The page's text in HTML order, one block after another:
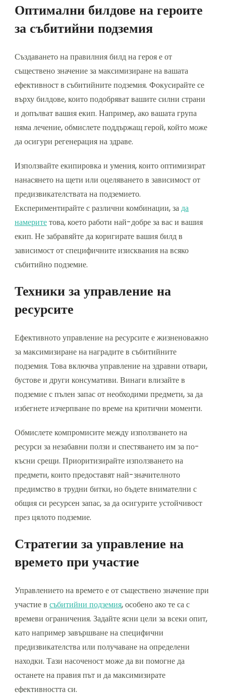
Оптимални билдове на героите
за събитийни подземия
Създаването на правилния билд на героя е от
съществено значение за максимизиране на вашата
ефективност в събитийните подземия. Фокусирайте се
върху билдове, които подобряват вашите силни страни
и допълват вашия екип. Например, ако вашата група
няма лечение, обмислете поддържащ герой, който може
да осигури регенерация на здраве.
Използвайте екипировка и умения, които оптимизират
нанасянето на щети или оцеляването в зависимост от
предизвикателствата на подземието.
Експериментирайте с различни комбинации, зада
намеритетова, което работи най-добре за вас и вашия
екип. Не забравяйте да коригирате вашия билд в
зависимост от специфичните изисквания на всяко
събитийно подземие.
Техники за управление на
ресурсите
Ефективното управление на ресурсите е жизненоважно
за максимизиране на наградите в събитийните
подземия. Това включва управление на здравни отвари,
бустове и други консумативи. Винаги влизайте в
подземие с пълен запас от необходими предмети, за да
избегнете изчерпване по време на критични моменти.
Обмислете компромисите между използването на
ресурси за незабавни ползи и спестяването им за по-
късни срещи. Приоритизирайте използването на
предмети, които предоставят най-значителното
предимство в трудни битки, но бъдете внимателни с
общия си ресурсен запас, за да осигурите устойчивост
през цялото подземие.
Стратегии за управление на
времето при участие
Управлението на времето е от съществено значение при
участие в събитийни подземия, особено ако те са с
времеви ограничения. Задайте ясни цели за всеки опит,
като например завършване на специфични
предизвикателства или получаване на определени
находки. Тази насоченост може да ви помогне да
останете на правия път и да максимизирате
ефективността си.